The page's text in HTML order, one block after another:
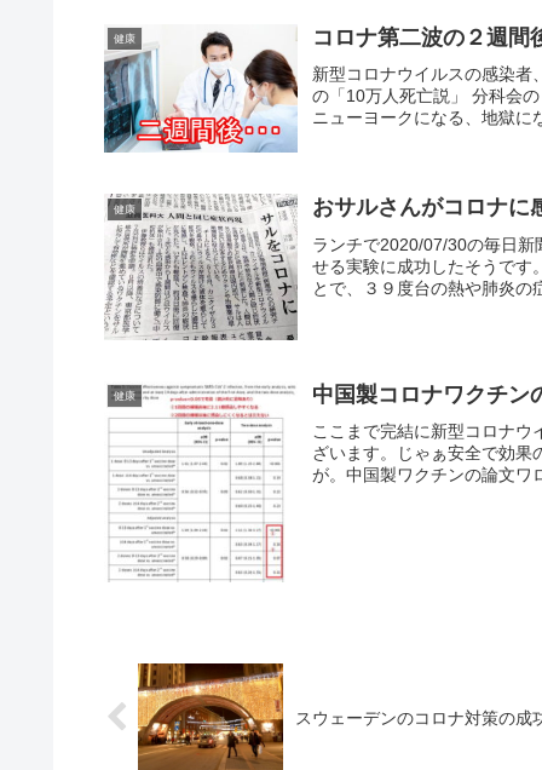
健康 コロナ第二波の２週間
新型コロナウイルスの感染者
の「10万人死亡説」 分科会
ニューヨークになる、地獄に
健康 おサルさんがコロナに
ランチで2020/07/30の毎日
せる実験に成功したそうです
とで、３９度台の熱や肺炎
健康 中国製コロナワクチン
ここまで完結に新型コロナ
ざいます。じゃぁ安全で効果
が。中国製ワクチンの論文ワ
スウェーデンのコロナ対策の成